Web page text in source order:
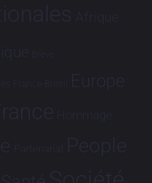
Afrique
Brève
France-Brésil Europe
Hommage
Partenariat People